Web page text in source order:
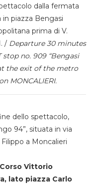
dalla fermata
in piazza Bengasi
prima di V.
/ Departure 30 minutes
no. 909 “Bengasi
the exit of the metro
MONCALIERI.
dello spettacolo,
94”, situata in via
a Moncalieri
Vittorio
lato piazza Carlo